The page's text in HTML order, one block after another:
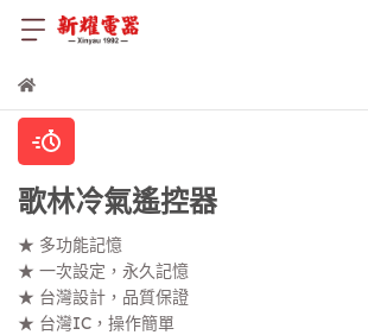
歌林冷氣遙控器
★ 多功能記憶
★ 一次設定，永久記憶
★ 台灣設計，品質保證
★ 台灣IC，操作簡單